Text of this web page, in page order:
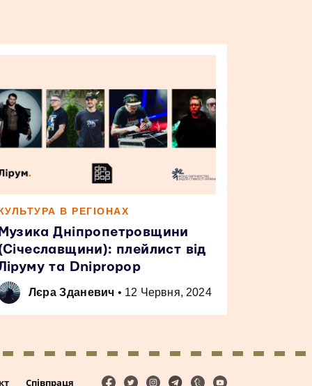
В РЕГІОНАХ
Дніпропетровщини
плейлист від
та Dnipropop
Лєра Зданевич • 12 Червня, 2024
Співпраця